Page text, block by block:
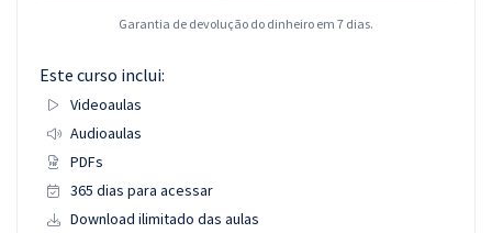
Garantia de devolução do dinheiro em 7 dias.
Este curso inclui:
Videoaulas
Audioaulas
PDFs
365 dias para acessar
Download ilimitado das aulas